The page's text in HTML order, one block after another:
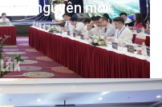
kỷ nguyên mới: